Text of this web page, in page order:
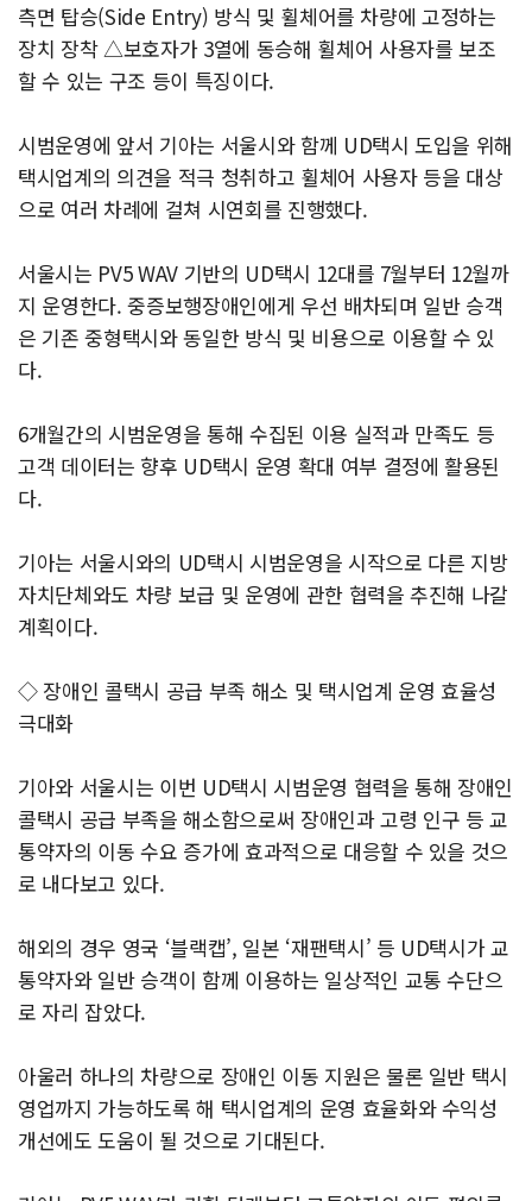
측면 탑승(Side Entry) 방식 및 휠체어를 차량에 고정하는
장치 장착 △보호자가 3열에 동승해 휠체어 사용자를 보조
할 수 있는 구조 등이 특징이다.
시범운영에 앞서 기아는 서울시와 함께 UD택시 도입을 위해
택시업계의 의견을 적극 청취하고 휠체어 사용자 등을 대상
으로 여러 차례에 걸쳐 시연회를 진행했다.
서울시는 PV5 WAV 기반의 UD택시 12대를 7월부터 12월까
지 운영한다. 중증보행장애인에게 우선 배차되며 일반 승객
은 기존 중형택시와 동일한 방식 및 비용으로 이용할 수 있
다.
6개월간의 시범운영을 통해 수집된 이용 실적과 만족도 등
고객 데이터는 향후 UD택시 운영 확대 여부 결정에 활용된
다.
기아는 서울시와의 UD택시 시범운영을 시작으로 다른 지방
자치단체와도 차량 보급 및 운영에 관한 협력을 추진해 나갈
계획이다.
◇ 장애인 콜택시 공급 부족 해소 및 택시업계 운영 효율성
극대화
기아와 서울시는 이번 UD택시 시범운영 협력을 통해 장애인
콜택시 공급 부족을 해소함으로써 장애인과 고령 인구 등 교
통약자의 이동 수요 증가에 효과적으로 대응할 수 있을 것으
로 내다보고 있다.
해외의 경우 영국 ‘블랙캡’, 일본 ‘재팬택시’ 등 UD택시가 교
통약자와 일반 승객이 함께 이용하는 일상적인 교통 수단으
로 자리 잡았다.
아울러 하나의 차량으로 장애인 이동 지원은 물론 일반 택시
영업까지 가능하도록 해 택시업계의 운영 효율화와 수익성
개선에도 도움이 될 것으로 기대된다.